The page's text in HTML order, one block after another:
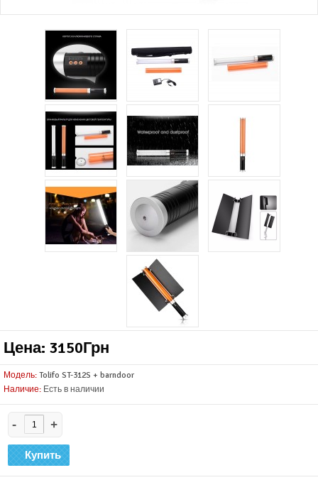
Цена: 3150Грн
Модель: Tolifo ST-312S + barndoor
Наличие: Есть в наличии
- +